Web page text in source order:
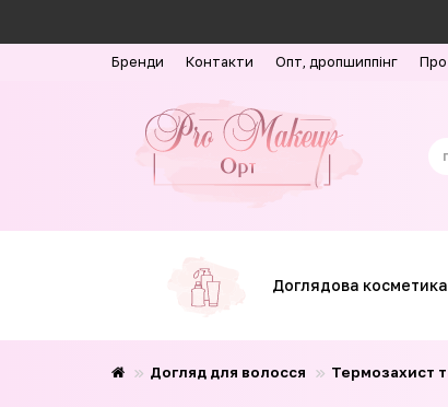
Бренди Контакти Опт, дропшиппінг Про
Доглядова косметика
Догляд для волосся Термозахист